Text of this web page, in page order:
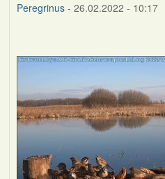
Peregrinus- 26.02.2022 - 10:17